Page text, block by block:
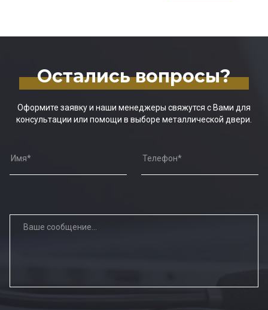
Остались вопросы?
Оформите заявку и наши менеджеры свяжутся с Вами для
консультации или помощи в выборе металлической двери.